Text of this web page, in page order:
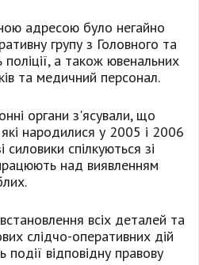
адресою було негайно
групу з Головного та
поліції, а також ювенальних
та медичний персонал.
органи з'ясували, що
народилися у 2005 і 2006
спілкуються зі
над виявленням
всіх деталей та
слідчо-оперативних дій
відповідну правову